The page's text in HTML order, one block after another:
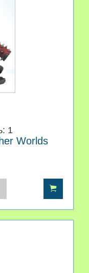
1
Worlds